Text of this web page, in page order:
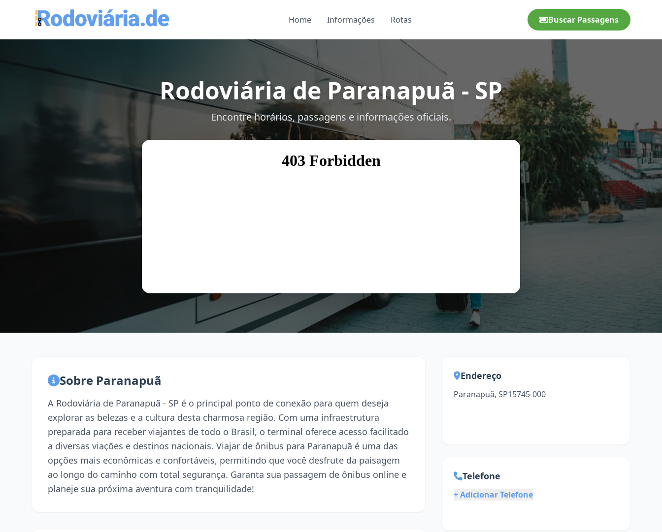
Home Informações Rotas Buscar Passagens
Rodoviária de Paranapuã - SP
Encontre horários, passagens e informações oficiais.
Sobre Paranapuã
A Rodoviária de Paranapuã - SP é o principal ponto de conexão para quem deseja
explorar as belezas e a cultura desta charmosa região. Com uma infraestrutura
preparada para receber viajantes de todo o Brasil, o terminal oferece acesso facilitado
a diversas viações e destinos nacionais. Viajar de ônibus para Paranapuã é uma das
opções mais econômicas e confortáveis, permitindo que você desfrute da paisagem
ao longo do caminho com total segurança. Garanta sua passagem de ônibus online e
planeje sua próxima aventura com tranquilidade!
Endereço
Paranapuã, SP15745-000
Telefone
+ Adicionar Telefone